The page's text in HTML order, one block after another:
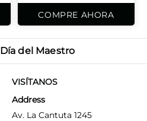
COMPRE AHORA
Día del Maestro
VISÍTANOS
Address
Av. La Cantuta 1245